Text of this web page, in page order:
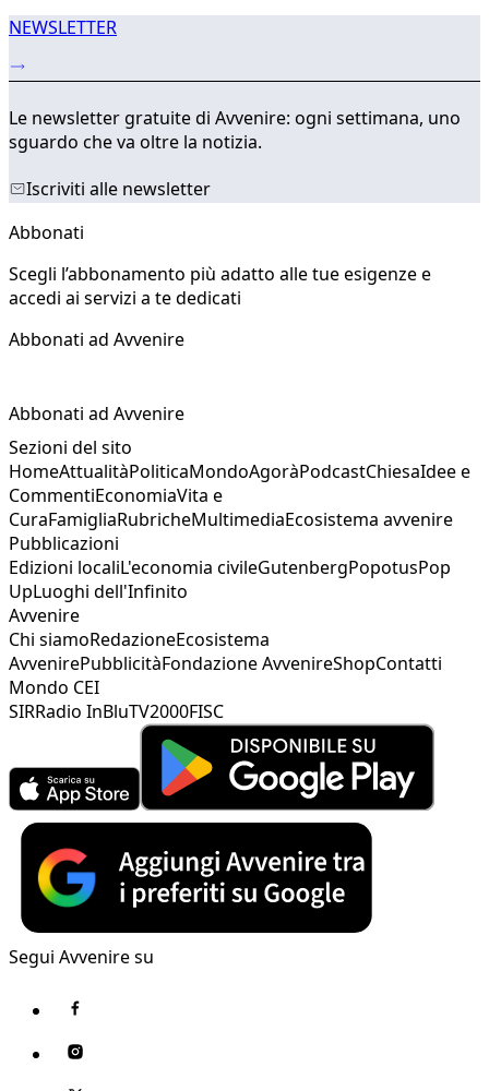
NEWSLETTER
Le newsletter gratuite di Avvenire: ogni settimana, uno
sguardo che va oltre la notizia.
Iscriviti alle newsletter
Abbonati
Scegli l’abbonamento più adatto alle tue esigenze e
accedi ai servizi a te dedicati
Abbonati ad Avvenire
Abbonati ad Avvenire
Sezioni del sito
HomeAttualitàPoliticaMondoAgoràPodcastChiesaIdee e
CommentiEconomiaVita e
CuraFamigliaRubricheMultimediaEcosistema avvenire
Pubblicazioni
Edizioni localiL'economia civileGutenbergPopotusPop
UpLuoghi dell'Infinito
Avvenire
Chi siamoRedazioneEcosistema
AvvenirePubblicitàFondazione AvvenireShopContatti
Mondo CEI
SIRRadio InBluTV2000FISC
Segui Avvenire su